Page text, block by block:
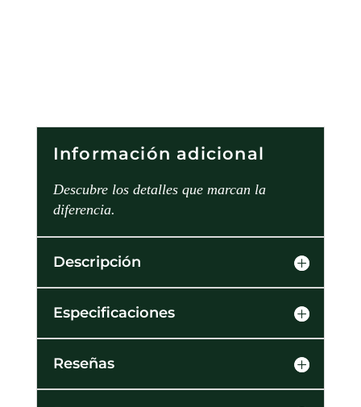
Información adicional
Descubre los detalles que marcan la
diferencia.
Descripción
Especificaciones
Reseñas